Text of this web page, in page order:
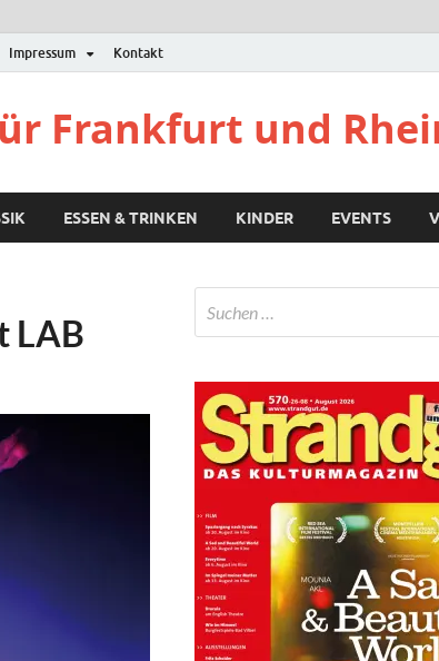
Impressum Kontakt
Frankfurt und
ESSEN & TRINKEN KINDER EVENTS
LAB